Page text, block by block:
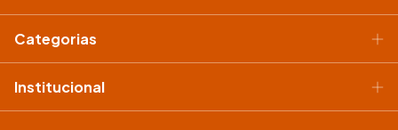
Categorias
Institucional